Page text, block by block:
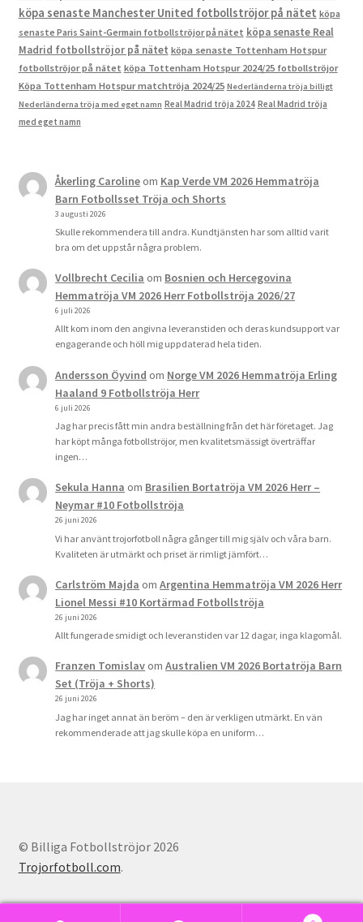
köpa senaste Manchester United fotbollströjor på nätet köpa
senaste Paris Saint-Germain fotbollströjor på nätet köpa senaste Real
Madrid fotbollströjor på nätet köpa senaste Tottenham Hotspur
fotbollströjor på nätet köpa Tottenham Hotspur 2024/25 fotbollströjor
Köpa Tottenham Hotspur matchtröja 2024/25 Nederländerna tröja billigt
Nederländerna tröja med eget namn Real Madrid tröja 2024 Real Madrid tröja
med eget namn
Åkerling Carolineom Kap Verde VM 2026 Hemmatröja
Barn Fotbollsset Tröja och Shorts
3 augusti 2026
Skulle rekommendera till andra. Kundtjänsten har som alltid varit
bra om det uppstår några problem.
Vollbrecht Cecilia om Bosnien och Hercegovina
Hemmatröja VM 2026 Herr Fotbollströja 2026/27
6 juli 2026
Allt kom inom den angivna leveranstiden och deras kundsupport var
engagerande och höll mig uppdaterad hela tiden.
Andersson Öyvind om Norge VM 2026 Hemmatröja Erling
Haaland 9 Fotbollströja Herr
6 juli 2026
Jag har precis fått min andra beställning från det här företaget. Jag
har köpt många fotbollströjor, men kvalitetsmässigt överträffar
ingen…
Sekula Hanna om Brasilien Bortatröja VM 2026 Herr –
Neymar #10 Fotbollströja
26 juni 2026
Vi har använt trojorfotboll några gånger till mig själv och våra barn.
Kvaliteten är utmärkt och priset är rimligt jämfört…
Carlström Majda omArgentina Hemmatröja VM 2026 Herr
Lionel Messi #10 Kortärmad Fotbollströja
26 juni 2026
Allt fungerade smidigt och leveranstiden var 12 dagar, inga klagomål.
Franzen TomislavomAustralien VM 2026 Bortatröja Barn
Set (Tröja + Shorts)
26 juni 2026
Jag har inget annat än beröm – den är verkligen utmärkt. En vän
rekommenderade att jag skulle köpa en uniform…
© Billiga Fotbollströjor 2026
Trojorfotboll.com.